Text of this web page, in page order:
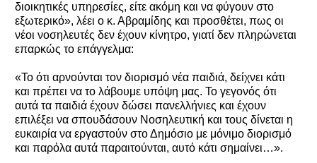
διοικητικές υπηρεσίες, είτε ακόμη και να φύγουν στο
εξωτερικό», λέει ο κ. Αβραμίδης και προσθέτει, πως οι
νέοι νοσηλευτές δεν έχουν κίνητρο, γιατί δεν πληρώνεται
επαρκώς το επάγγελμα:
«Το ότι αρνούνται τον διορισμό νέα παιδιά, δείχνει κάτι
και πρέπει να το λάβουμε υπόψη μας. Το γεγονός ότι
αυτά τα παιδιά έχουν δώσει πανελλήνιες και έχουν
επιλέξει να σπουδάσουν Νοσηλευτική και τους δίνεται η
ευκαιρία να εργαστούν στο Δημόσιο με μόνιμο διορισμό
και παρόλα αυτά παραιτούνται, αυτό κάτι σημαίνει…».